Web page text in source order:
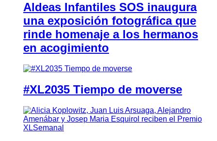
Aldeas Infantiles SOS inaugura
una exposición fotográfica que
rinde homenaje a los hermanos
en acogimiento
#XL2035 Tiempo de moverse